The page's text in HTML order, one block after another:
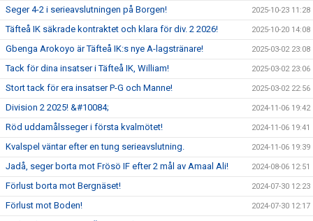
Seger 4-2 i serieavslutningen på Borgen! 2025-10-23 11:28
Täfteå IK säkrade kontraktet och klara för div. 2 2026! 2025-10-20 14:08
Gbenga Arokoyo är Täfteå IK:s nye A-lagstränare! 2025-03-02 23:08
Tack för dina insatser i Täfteå IK, William! 2025-03-02 23:06
Stort tack för era insatser P-G och Manne! 2025-03-02 22:56
Division 2 2025! &#10084; 2024-11-06 19:42
Röd uddamålsseger i första kvalmötet! 2024-11-06 19:41
Kvalspel väntar efter en tung serieavslutning. 2024-11-06 19:39
Jadå, seger borta mot Frösö IF efter 2 mål av Amaal Ali! 2024-08-06 12:51
Förlust borta mot Bergnäset! 2024-07-30 12:23
Förlust mot Boden! 2024-07-30 12:17